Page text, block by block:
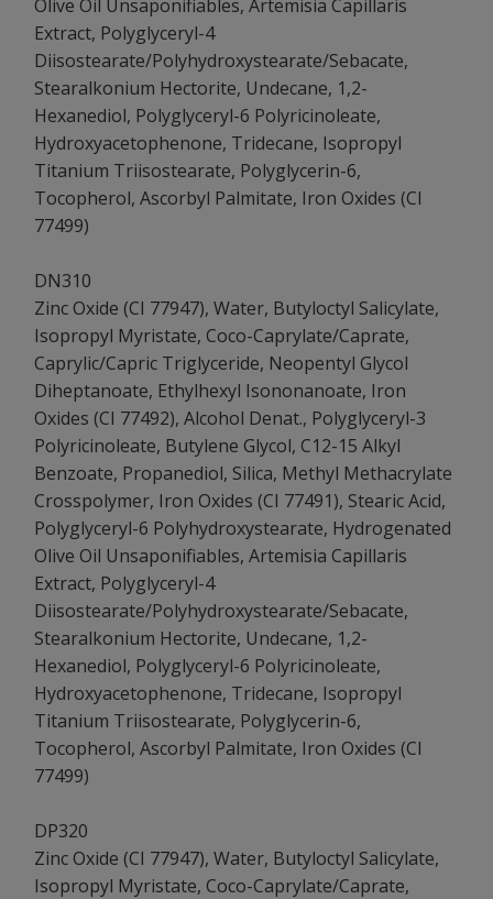
Olive Oil Unsaponifiables, Artemisia Capillaris
Extract, Polyglyceryl-4
Diisostearate/Polyhydroxystearate/Sebacate,
Stearalkonium Hectorite, Undecane, 1,2-
Hexanediol, Polyglyceryl-6 Polyricinoleate,
Hydroxyacetophenone, Tridecane, Isopropyl
Titanium Triisostearate, Polyglycerin-6,
Tocopherol, Ascorbyl Palmitate, Iron Oxides (CI
77499)
DN310
Zinc Oxide (CI 77947), Water, Butyloctyl Salicylate,
Isopropyl Myristate, Coco-Caprylate/Caprate,
Caprylic/Capric Triglyceride, Neopentyl Glycol
Diheptanoate, Ethylhexyl Isononanoate, Iron
Oxides (CI 77492), Alcohol Denat., Polyglyceryl-3
Polyricinoleate, Butylene Glycol, C12-15 Alkyl
Benzoate, Propanediol, Silica, Methyl Methacrylate
Crosspolymer, Iron Oxides (CI 77491), Stearic Acid,
Polyglyceryl-6 Polyhydroxystearate, Hydrogenated
Olive Oil Unsaponifiables, Artemisia Capillaris
Extract, Polyglyceryl-4
Diisostearate/Polyhydroxystearate/Sebacate,
Stearalkonium Hectorite, Undecane, 1,2-
Hexanediol, Polyglyceryl-6 Polyricinoleate,
Hydroxyacetophenone, Tridecane, Isopropyl
Titanium Triisostearate, Polyglycerin-6,
Tocopherol, Ascorbyl Palmitate, Iron Oxides (CI
77499)
DP320
Zinc Oxide (CI 77947), Water, Butyloctyl Salicylate,
Isopropyl Myristate, Coco-Caprylate/Caprate,